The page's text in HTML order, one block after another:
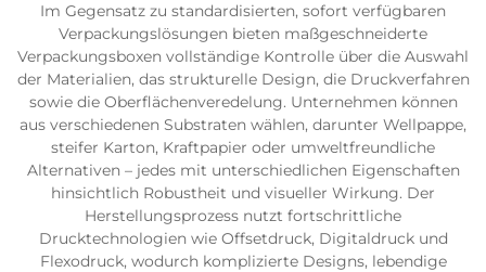
Im Gegensatz zu standardisierten, sofort verfügbaren
Verpackungslösungen bieten maßgeschneiderte
Verpackungsboxen vollständige Kontrolle über die Auswahl
der Materialien, das strukturelle Design, die Druckverfahren
sowie die Oberflächenveredelung. Unternehmen können
aus verschiedenen Substraten wählen, darunter Wellpappe,
steifer Karton, Kraftpapier oder umweltfreundliche
Alternativen – jedes mit unterschiedlichen Eigenschaften
hinsichtlich Robustheit und visueller Wirkung. Der
Herstellungsprozess nutzt fortschrittliche
Drucktechnologien wie Offsetdruck, Digitaldruck und
Flexodruck, wodurch komplizierte Designs, lebendige